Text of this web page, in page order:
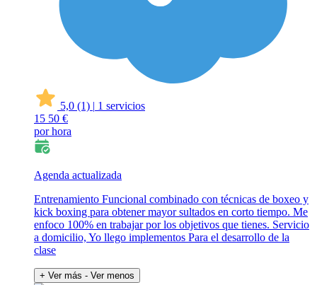
5,0 (1) | 1 servicios
15 50 €
por hora
Agenda actualizada
Entrenamiento Funcional combinado con técnicas de boxeo y
kick boxing para obtener mayor sultados en corto tiempo. Me
enfoco 100% en trabajar por los objetivos que tienes. Servicio
a domicilio, Yo llego implementos Para el desarrollo de la
clase
+ Ver más - Ver menos